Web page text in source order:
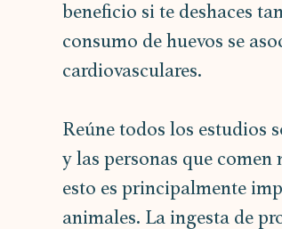
beneficio si te deshaces
consumo de huevos se
cardiovasculares.
Reúne todos los estudios
y las personas que
esto es principalmente
animales. La ingesta de